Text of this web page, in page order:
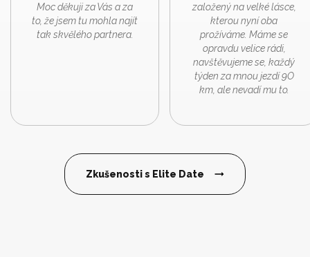
Moc děkuji za Vás a za
to, že jsem tu mohla najít
tak skvělého partnera.
založený na velké lásce,
kterou nyní oba
prožíváme. Máme se
opravdu velice rádi,
navštěvujeme se, každý
týden za mnou jezdí 9O
km, ale nevadí mu to.
Zkušenosti s Elite Date